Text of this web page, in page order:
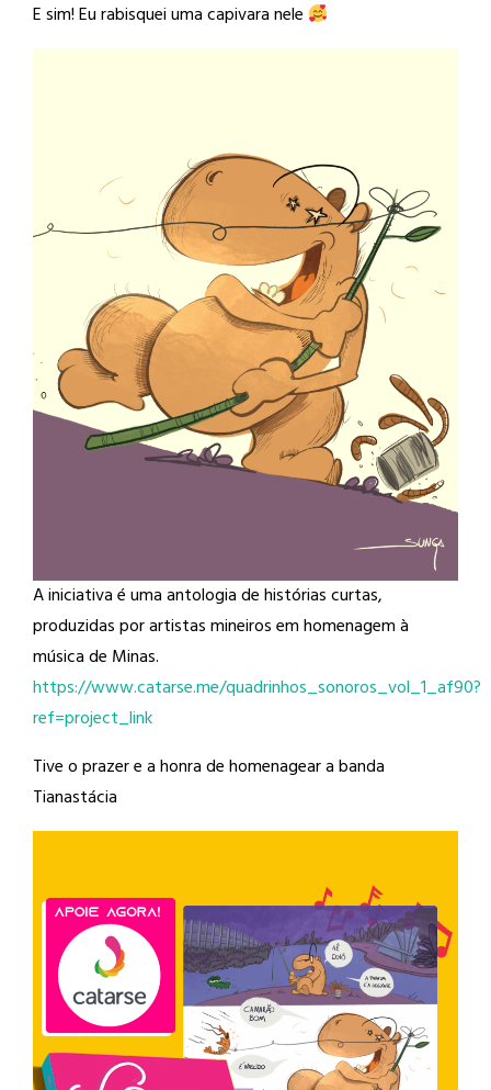
E sim! Eu rabisquei uma capivara nele
A iniciativa é uma antologia de histórias curtas,
produzidas por artistas mineiros em homenagem à
música de Minas.
https://www.catarse.me/quadrinhos_sonoros_vol_1_af90?
ref=project_link
Tive o prazer e a honra de homenagear a banda
Tianastácia